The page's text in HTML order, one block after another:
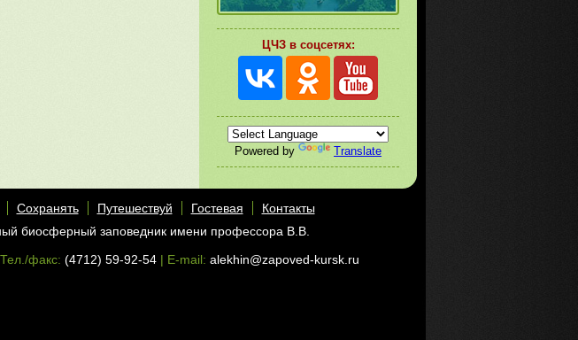
ЦЧЗ в соцсетях:
Powered by Translate
Сохранять Путешествуй Гостевая
Контакты
биосферный заповедник имени профессора В.В.
факс: (4712) 59-92-54 | E-mail: alekhin@zapoved-kursk.ru